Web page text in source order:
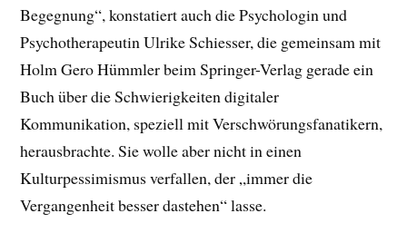
Begegnung“, konstatiert auch die Psychologin und
Psychotherapeutin Ulrike Schiesser, die gemeinsam mit
Holm Gero Hümmler beim Springer-Verlag gerade ein
Buch über die Schwierigkeiten digitaler
Kommunikation, speziell mit Verschwörungsfanatikern,
herausbrachte. Sie wolle aber nicht in einen
Kulturpessimismus verfallen, der „immer die
Vergangenheit besser dastehen“ lasse.